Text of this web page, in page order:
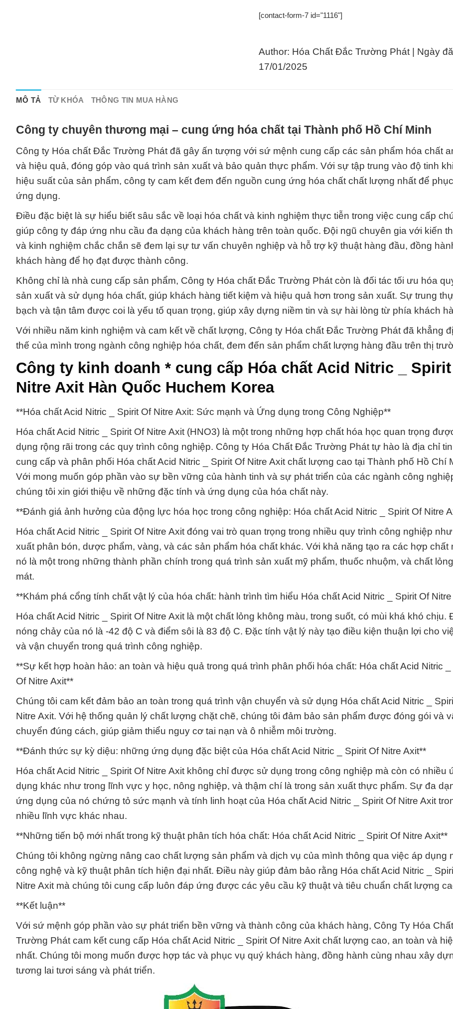
[contact-form-7 id="1116"]
Author: Hóa Chất Đắc Trường Phát | Ngày
17/01/2025
MÔ TẢ TỪ KHÓA THÔNG TIN MUA HÀNG
Công ty chuyên thương mại – cung ứng hóa chất tại Thành phố Hồ Chí Minh
Công ty Hóa chất Đắc Trường Phát đã gây ấn tượng với sứ mệnh cung cấp các sản phẩm hóa chất
và hiệu quả, đóng góp vào quá trình sản xuất và bảo quản thực phẩm. Với sự tập trung vào độ tinh
hiệu suất của sản phẩm, công ty cam kết đem đến nguồn cung ứng hóa chất chất lượng nhất để
ứng dụng.
Điều đặc biệt là sự hiểu biết sâu sắc về loại hóa chất và kinh nghiệm thực tiễn trong việc cung cấp
giúp công ty đáp ứng nhu cầu đa dạng của khách hàng trên toàn quốc. Đội ngũ chuyên gia với kiến
và kinh nghiệm chắc chắn sẽ đem lại sự tư vấn chuyên nghiệp và hỗ trợ kỹ thuật hàng đầu, đồng
khách hàng để họ đạt được thành công.
Không chỉ là nhà cung cấp sản phẩm, Công ty Hóa chất Đắc Trường Phát còn là đối tác tối ưu hóa
sản xuất và sử dụng hóa chất, giúp khách hàng tiết kiệm và hiệu quả hơn trong sản xuất. Sự trung
bạch và tận tâm được coi là yếu tố quan trọng, giúp xây dựng niềm tin và sự hài lòng từ phía khách
Với nhiều năm kinh nghiệm và cam kết về chất lượng, Công ty Hóa chất Đắc Trường Phát đã khẳng
thế của mình trong ngành công nghiệp hóa chất, đem đến sản phẩm chất lượng hàng đầu trên thị
Công ty kinh doanh * cung cấp Hóa chất Acid Nitric _
Nitre Axit Hàn Quốc Huchem Korea
**Hóa chất Acid Nitric _ Spirit Of Nitre Axit: Sức mạnh và Ứng dụng trong Công Nghiệp**
Hóa chất Acid Nitric _ Spirit Of Nitre Axit (HNO3) là một trong những hợp chất hóa học quan trọng
dụng rộng rãi trong các quy trình công nghiệp. Công ty Hóa Chất Đắc Trường Phát tự hào là địa chỉ
cung cấp và phân phối Hóa chất Acid Nitric _ Spirit Of Nitre Axit chất lượng cao tại Thành phố Hồ Chí
Với mong muốn góp phần vào sự bền vững của hành tinh và sự phát triển của các ngành công
chúng tôi xin giới thiệu về những đặc tính và ứng dụng của hóa chất này.
**Đánh giá ảnh hưởng của động lực hóa học trong công nghiệp: Hóa chất Acid Nitric _ Spirit Of Nitre
Hóa chất Acid Nitric _ Spirit Of Nitre Axit đóng vai trò quan trọng trong nhiều quy trình công nghiệp
xuất phân bón, dược phẩm, vàng, và các sản phẩm hóa chất khác. Với khả năng tạo ra các hợp chất
nó là một trong những thành phần chính trong quá trình sản xuất mỹ phẩm, thuốc nhuộm, và chất
mát.
**Khám phá cổng tính chất vật lý của hóa chất: hành trình tìm hiểu Hóa chất Acid Nitric _ Spirit Of Nitre
Hóa chất Acid Nitric _ Spirit Of Nitre Axit là một chất lỏng không màu, trong suốt, có mùi khá khó chịu.
nóng chảy của nó là -42 độ C và điểm sôi là 83 độ C. Đặc tính vật lý này tạo điều kiện thuận lợi cho
và vận chuyển trong quá trình công nghiệp.
**Sự kết hợp hoàn hảo: an toàn và hiệu quả trong quá trình phân phối hóa chất: Hóa chất Acid Nitric _
Of Nitre Axit**
Chúng tôi cam kết đảm bảo an toàn trong quá trình vận chuyển và sử dụng Hóa chất Acid Nitric _
Nitre Axit. Với hệ thống quản lý chất lượng chặt chẽ, chúng tôi đảm bảo sản phẩm được đóng gói và
chuyển đúng cách, giúp giảm thiểu nguy cơ tai nạn và ô nhiễm môi trường.
**Đánh thức sự kỳ diệu: những ứng dụng đặc biệt của Hóa chất Acid Nitric _ Spirit Of Nitre Axit**
Hóa chất Acid Nitric _ Spirit Of Nitre Axit không chỉ được sử dụng trong công nghiệp mà còn có nhiều
dụng khác như trong lĩnh vực y học, nông nghiệp, và thậm chí là trong sản xuất thực phẩm. Sự đa
ứng dụng của nó chứng tỏ sức mạnh và tính linh hoạt của Hóa chất Acid Nitric _ Spirit Of Nitre Axit
nhiều lĩnh vực khác nhau.
**Những tiến bộ mới nhất trong kỹ thuật phân tích hóa chất: Hóa chất Acid Nitric _ Spirit Of Nitre Axit**
Chúng tôi không ngừng nâng cao chất lượng sản phẩm và dịch vụ của mình thông qua việc áp dụng
công nghệ và kỹ thuật phân tích hiện đại nhất. Điều này giúp đảm bảo rằng Hóa chất Acid Nitric _
Nitre Axit mà chúng tôi cung cấp luôn đáp ứng được các yêu cầu kỹ thuật và tiêu chuẩn chất lượng
**Kết luận**
Với sứ mệnh góp phần vào sự phát triển bền vững và thành công của khách hàng, Công Ty Hóa
Trường Phát cam kết cung cấp Hóa chất Acid Nitric _ Spirit Of Nitre Axit chất lượng cao, an toàn và
nhất. Chúng tôi mong muốn được hợp tác và phục vụ quý khách hàng, đồng hành cùng nhau xây
tương lai tươi sáng và phát triển.